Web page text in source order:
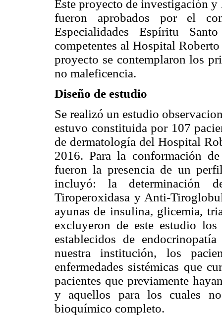
Este proyecto de investigación
fueron aprobados por el
Especialidades Espíritu
competentes al Hospital
proyecto se contemplaron los
no maleficencia.
Diseño de estudio
Se realizó un estudio
estuvo constituida por 107
de dermatología del Hospital
2016. Para la conformación
fueron la presencia de un
incluyó: la determinación
Tiroperoxidasa y Anti-
ayunas de insulina, glicemia,
excluyeron de este estudio los
establecidos de
nuestra institución, los
enfermedades sistémicas que
pacientes que previamente
y aquellos para los cuales
bioquímico completo.